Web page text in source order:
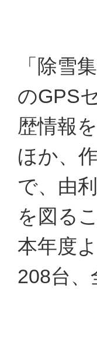
「除雪
のGPS
歴情報
ほか、
で、由
を図る
本年度
208台